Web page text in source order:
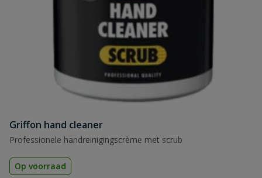
Griffon hand cleaner
Professionele handreinigingscrème met scrub
Op voorraad